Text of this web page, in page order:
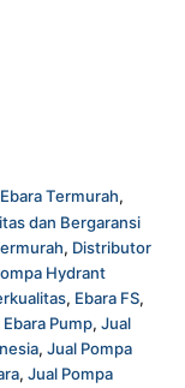
Termurah,
dan Bergaransi
, Distributor
Hydrant
, Ebara FS,
Ebara Pump,Jual
,Jual Pompa
,Jual Pompa